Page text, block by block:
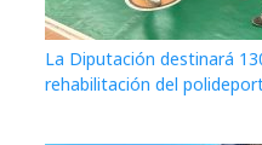
La Diputación destinará
rehabilitación del